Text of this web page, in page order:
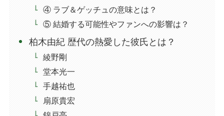
④ ラブ＆ゲッチュの意味とは？
⑤ 結婚する可能性やファンへの影響は？
柏木由紀 歴代の熱愛した彼氏とは？
綾野剛
堂本光一
手越祐也
扇原貴宏